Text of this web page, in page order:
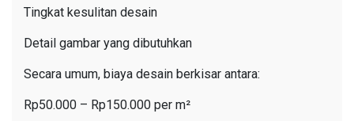
Tingkat kesulitan desain
Detail gambar yang dibutuhkan
Secara umum, biaya desain berkisar antara:
Rp50.000 – Rp150.000 per m²